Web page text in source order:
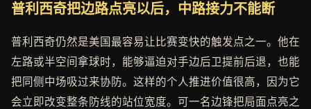
普利西奇把边路点亮以后，中路接力不能断
普利西奇仍然是美国最容易让比赛变快的触发点之一。他在
左路或半空间拿球时，能够逼迫对手边后卫提前后退，也能
把同侧中场吸过来协防。这样的个人推进价值很高，因为它
会立即改变整条防线的站位宽度。可一名边锋把局面点亮之